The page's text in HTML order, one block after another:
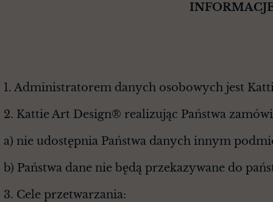
1. Administratorem danych osobowych jest
2. Kattie Art Design® realizując Państwa
a) nie udostępnia Państwa danych innym
b) Państwa dane nie będą przekazywane do
3. Cele przetwarzania: